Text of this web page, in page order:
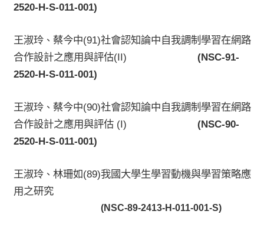
2520-H-S-011-001)
王淑玲 、 蔡今中(91)社會認知論中自我調制學習在網路
合作設計之應用與評估(II)
(NSC-91-
2520-H-S-011-001)
王淑玲 、 蔡今中(90)社會認知論中自我調制學習在網路
合作設計之應用與評估 (I)
(NSC-90-
2520-H-S-011-001)
王淑玲 、 林珊如(89)我國大學生學習動機與學習策略應
用之研究
(NSC-89-2413-H-011-001-S)